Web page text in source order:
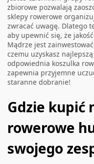
zbiorowe pozwalają
sklepy rowerowe
zwracać uwagę. Dlatego
aby upewnić się, że
Mądrze jest
czemu uzyskasz
odpowiednia koszulka
zapewnia przyjemne
staranne dobranie!
Gdzie kupić
rowerowe
swojego